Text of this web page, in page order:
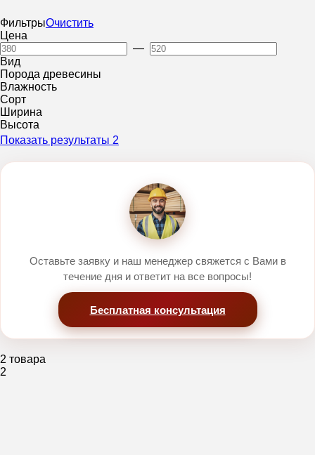
ФильтрыОчистить
Цена
—
Вид
Порода древесины
Влажность
Сорт
Ширина
Высота
Показать результаты 2
Оставьте заявку и наш менеджер свяжется с Вами в
течение дня и ответит на все вопросы!
Бесплатная консультация
2 товара
2